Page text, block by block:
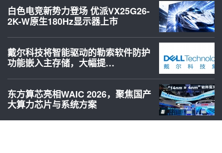
白色电竞新势力登场 优派VX25G26-
2K-W原生180Hz显示器上市
戴尔科技将智能驱动的勒索软件防护
功能嵌入主存储，大幅提…
东方算芯亮相WAIC 2026，聚焦国产
大算力芯片与系统方案